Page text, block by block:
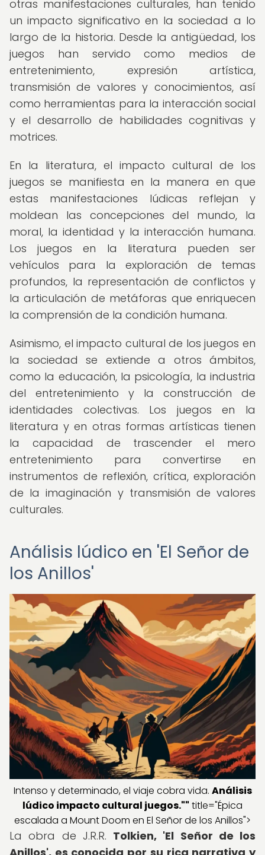
otras manifestaciones culturales, han tenido
un impacto significativo en la sociedad a lo
largo de la historia. Desde la antigüedad, los
juegos han servido como medios de
entretenimiento, expresión artística,
transmisión de valores y conocimientos, así
como herramientas para la interacción social
y el desarrollo de habilidades cognitivas y
motrices.
En la literatura, el impacto cultural de los
juegos se manifiesta en la manera en que
estas manifestaciones lúdicas reflejan y
moldean las concepciones del mundo, la
moral, la identidad y la interacción humana.
Los juegos en la literatura pueden ser
vehículos para la exploración de temas
profundos, la representación de conflictos y
la articulación de metáforas que enriquecen
la comprensión de la condición humana.
Asimismo, el impacto cultural de los juegos en
la sociedad se extiende a otros ámbitos,
como la educación, la psicología, la industria
del entretenimiento y la construcción de
identidades colectivas. Los juegos en la
literatura y en otras formas artísticas tienen
la capacidad de trascender el mero
entretenimiento para convertirse en
instrumentos de reflexión, crítica, exploración
de la imaginación y transmisión de valores
culturales.
Análisis lúdico en 'El Señor de
los Anillos'
Intenso y determinado, el viaje cobra vida. Análisis
lúdico impacto cultural juegos."" title="Épica
escalada a Mount Doom en El Señor de los Anillos">
La obra de J.R.R. Tolkien, 'El Señor de los